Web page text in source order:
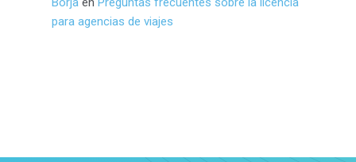
para agencias de viajes